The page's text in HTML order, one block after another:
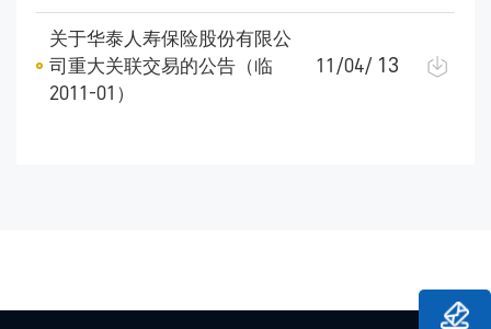
关于华泰人寿保险股份有限公
司重大关联交易的公告（临
2011-01）
11/04/ 13